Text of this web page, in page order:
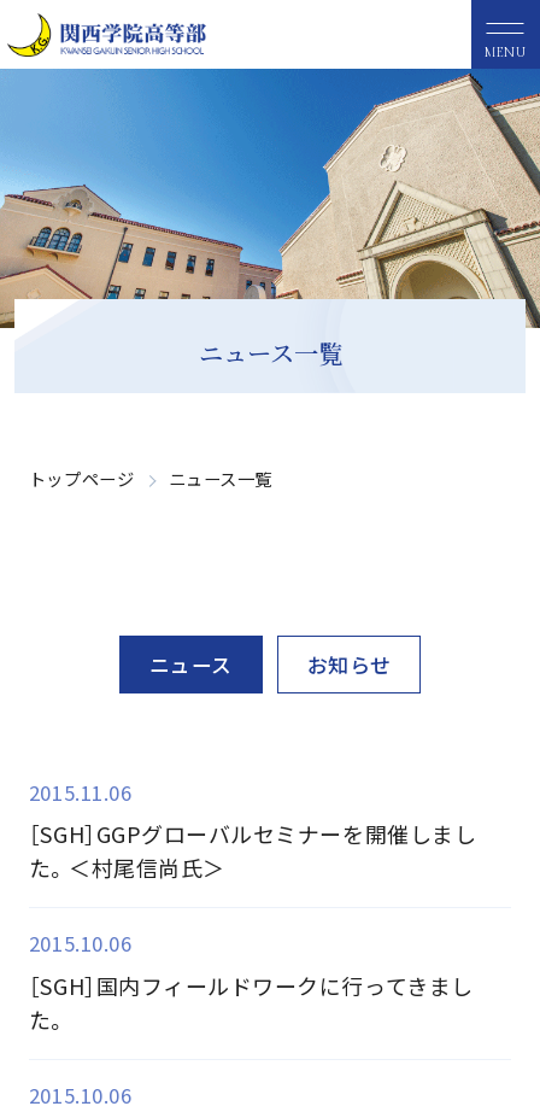
MENU
ニュース一覧
トップページ ニュース一覧
ニュース お知らせ
2015.11.06
［SGH］GGPグローバルセミナーを開催しまし
た。＜村尾信尚氏＞
2015.10.06
［SGH］国内フィールドワークに行ってきまし
た。
2015.10.06